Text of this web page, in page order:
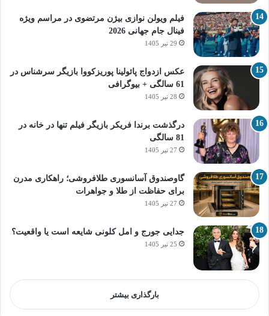
فیلم ویولن نوازی بیژن مرتضوی در مراسم ویژه
فینال جام جهانی 2026
29 تیر 1405
عکس ازدواج پائولینا پوریزکووا بازیگر سرشناس در
61 سالگی + بیوگرافی
28 تیر 1405
درگذشت برندا فریکر بازیگر فیلم تنها در خانه در
81 سالگی
27 تیر 1405
گاوصندوق آسانسوری طلافروشی؛ راهکاری مدرن
برای حفاظت از طلا و جواهرات
27 تیر 1405
جدایی جورج و امل کلونی شایعه است یا واقعیت؟
25 تیر 1405
بارگذاری بیشتر